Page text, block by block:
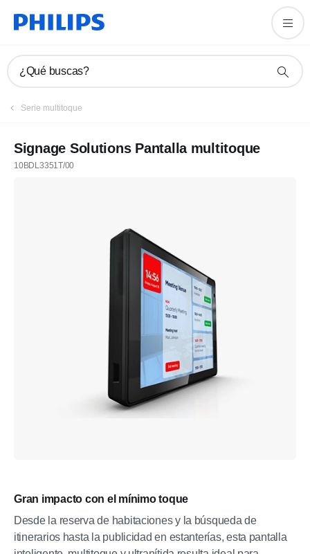
¿Qué buscas?
Serie multitoque
Signage Solutions Pantalla multitoque
10BDL3351T/00
Gran impacto con el mínimo toque
Desde la reserva de habitaciones y la búsqueda de
itinerarios hasta la publicidad en estanterías, esta pantalla